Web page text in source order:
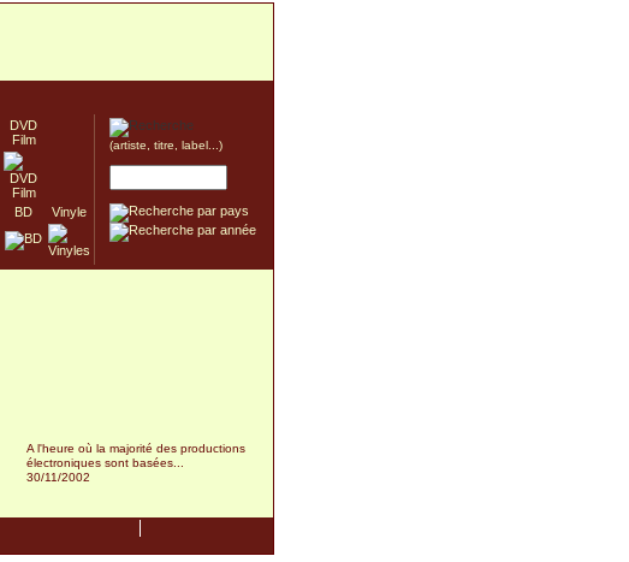
DVD
Film
BD Vinyle
(artiste, titre, label...)
A l'heure où la majorité des productions
électroniques sont basées...
30/11/2002